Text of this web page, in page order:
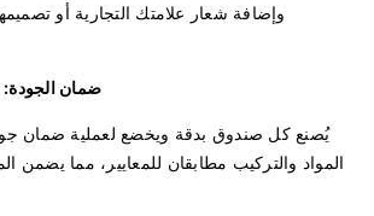
وإضافة شعار علامتك التجارية أو
ضمان الجودة:
يُصنع كل صندوق بدقة ويخضع لعملية ضمان
المواد والتركيب مطابقان للمعايير، مما يضمن